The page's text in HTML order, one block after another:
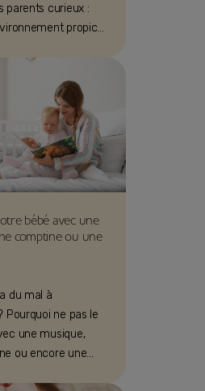
parents curieux :
propice
bébé avec une
comptine ou une
du mal à
Pourquoi ne pas le
une musique,
ou encore une